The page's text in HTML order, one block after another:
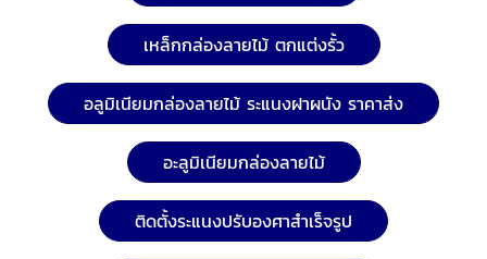
เหล็กกล่องลายไม้ ตกแต่งรั้ว
อลูมิเนียมกล่องลายไม้ ระแนงฝาผนัง ราคาส่ง
อะลูมิเนียมกล่องลายไม้
ติดตั้งระแนงปรับองศาสำเร็จรูป